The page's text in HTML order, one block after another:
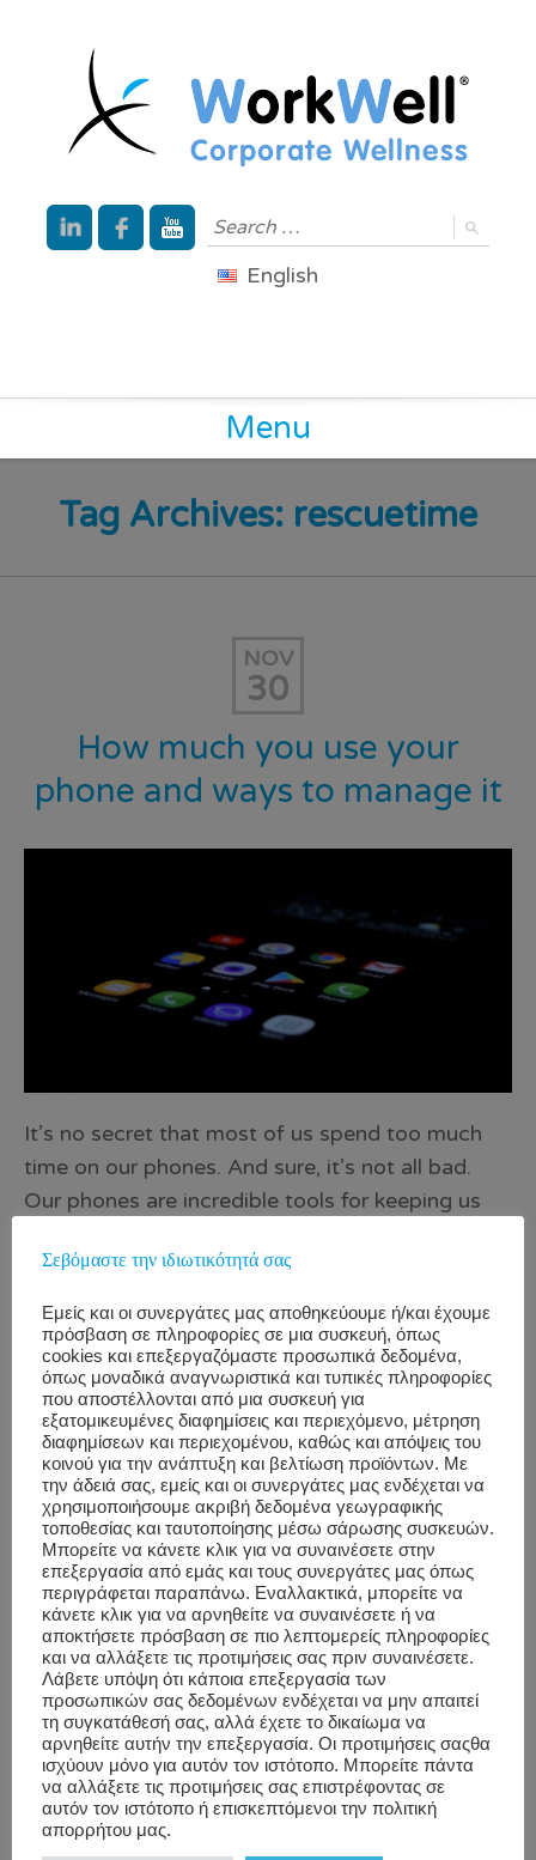
English
Menu
Tag Archives: rescuetime
NOV
30
How much you use your
phone and ways to manage it
It’s no secret that most of us spend too much
time on our phones. And sure, it’s not all bad.
Our phones are incredible tools for keeping us
productive. However, study after study is
starting to show that our screen time habits can
have a pretty negative impact on our focus and
attention. Especially during the workday. Source
If you’re like most people, your phone has
become a modern-day safety blanket. Feeling
stressed about a project? Just check Instagram
for a few minutes to get your mind off it. Inbox
getting out of control? You can always get to it
after replying to some tweets. But just the same
as our […]
YIANNIS
KAPAIOS
Employee
Wellbeing,For
us The
WorkForce,
Wellness
Corporate
Wellness Greece
PhoneUsage,
rescuetime,
smartphone
Σεβόμαστε την ιδιωτικότητά σας
Εμείς και οι συνεργάτες μας αποθηκεύουμε ή/και έχουμε
πρόσβαση σε πληροφορίες σε μια συσκευή, όπως
cookies και επεξεργαζόμαστε προσωπικά δεδομένα,
όπως μοναδικά αναγνωριστικά και τυπικές πληροφορίες
που αποστέλλονται από μια συσκευή για
εξατομικευμένες διαφημίσεις και περιεχόμενο, μέτρηση
διαφημίσεων και περιεχομένου, καθώς και απόψεις του
κοινού για την ανάπτυξη και βελτίωση προϊόντων. Με
την άδειά σας, εμείς και οι συνεργάτες μας ενδέχεται να
χρησιμοποιήσουμε ακριβή δεδομένα γεωγραφικής
τοποθεσίας και ταυτοποίησης μέσω σάρωσης συσκευών.
Μπορείτε να κάνετε κλικ για να συναινέσετε στην
επεξεργασία από εμάς και τους συνεργάτες μας όπως
περιγράφεται παραπάνω. Εναλλακτικά, μπορείτε να
κάνετε κλικ για να αρνηθείτε να συναινέσετε ή να
αποκτήσετε πρόσβαση σε πιο λεπτομερείς πληροφορίες
και να αλλάξετε τις προτιμήσεις σας πριν συναινέσετε.
Λάβετε υπόψη ότι κάποια επεξεργασία των
προσωπικών σας δεδομένων ενδέχεται να μην απαιτεί
τη συγκατάθεσή σας, αλλά έχετε το δικαίωμα να
αρνηθείτε αυτήν την επεξεργασία. Οι προτιμήσεις σαςθα
ισχύουν μόνο για αυτόν τον ιστότοπο. Μπορείτε πάντα
να αλλάξετε τις προτιμήσεις σας επιστρέφοντας σε
αυτόν τον ιστότοπο ή επισκεπτόμενοι την πολιτική
απορρήτου μας.